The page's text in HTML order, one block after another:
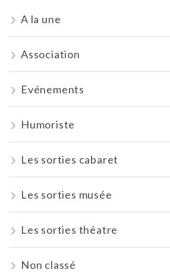
A la une
Association
Evénements
Humoriste
Les sorties cabaret
Les sorties musée
Les sorties théatre
Non classé